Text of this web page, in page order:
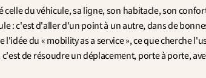
du véhicule, sa ligne, son habitacle, son
: c'est d'aller d'un point à un autre, dans de
du « mobility as a service », ce que cherche
de résoudre un déplacement, porte à porte,